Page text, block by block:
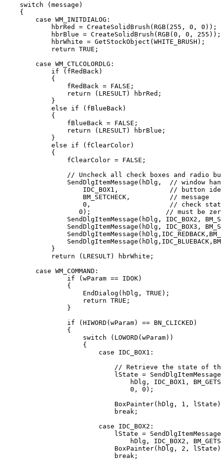
    switch (message)
    {
        case WM_INITDIALOG:
            hbrRed = CreateSolidBrush(RGB(255, 0, 0));
hbrBlue = CreateSolidBrush(RGB(0, 0,
            hbrWhite = GetStockObject(WHITE_BRUSH);
            return TRUE;
        case WM_CTLCOLORDLG:
            if (fRedBack)
            {
                fRedBack = FALSE;
                return (LRESULT) hbrRed;
            }
            else if (fBlueBack)
            {
                fBlueBack = FALSE;
                return (LRESULT) hbrBlue;
            }
            else if (fClearColor)
            {
                fClearColor = FALSE;
// Uncheck all check boxes and radio
SendDlgItemMessage(hDlg,  // window
IDC_BOX1,             // button
                    BM_SETCHECK,          // message
0,                    // check
0);                   // must be
SendDlgItemMessage(hDlg, IDC_BOX2,
SendDlgItemMessage(hDlg, IDC_BOX3,
            }
            return (LRESULT) hbrWhite;
        case WM_COMMAND:
                if (wParam == IDOK)
                {
                    EndDialog(hDlg, TRUE);
                    return TRUE;
                }
                if (HIWORD(wParam) == BN_CLICKED)
                {
                    switch (LOWORD(wParam))
                    {
                        case IDC_BOX1:
// Retrieve the state of
lState =
hDlg, IDC_BOX1,
                                0, 0);
BoxPainter(hDlg, 1,
                            break;
                        case IDC_BOX2:
lState =
hDlg, IDC_BOX2,
BoxPainter(hDlg, 2,
                            break;